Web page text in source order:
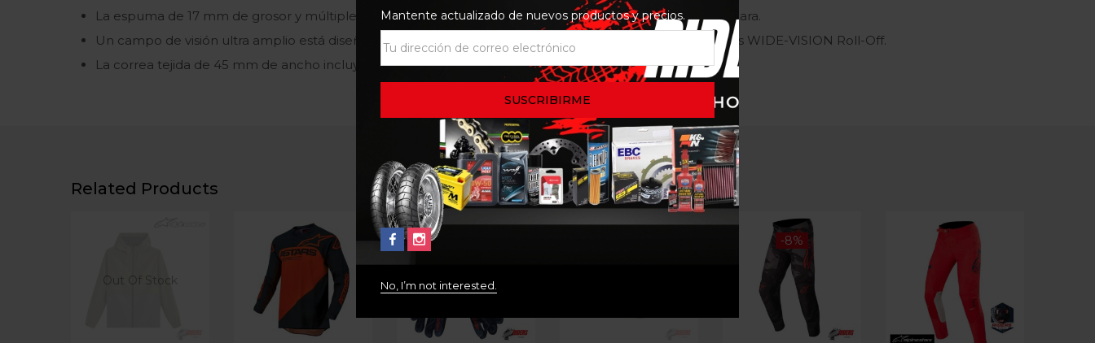
La espuma de 17 mm de grosor y múltiples capas crea un ajuste cómodo para casi todas las formas de cara.
Un campo de visión ultra amplio está diseñado para integrarse perfectamente con el sistema Alpinestars WIDE-VISION Roll-Off.
La correa tejida de 45 mm de ancho incluye control de tracción de silicona para un ajuste seguro.
Related Products
Out Of Stock
-8%
Mantente actualizado de nuevos productos y precios.
No, I’m not interested.